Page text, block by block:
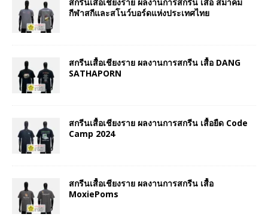
กีฬาสกีและสโนว์บอร์ดแห่งประเทศไทย
สกรีนเสื้อเชียงราย ผลงานการสกรีน เสื้อ DANG
SATHAPORN
สกรีนเสื้อเชียงราย ผลงานการสกรีน เสื้อยืด Code
Camp 2024
สกรีนเสื้อเชียงราย ผลงานการสกรีน เสื้อ
MoxiePoms